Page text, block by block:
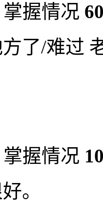
掌握情况
了/难过
掌握情况
。